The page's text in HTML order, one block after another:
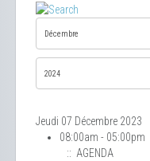
Jeudi 07 Décembre 2023
08:00am - 05:00pm
:: AGENDA